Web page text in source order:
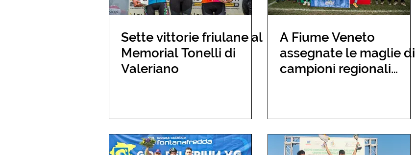
Sette vittorie friulane al
Memorial Tonelli di
Valeriano
A Fiume Veneto
assegnate le maglie di
campioni regionali